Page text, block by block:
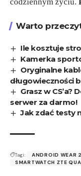
Warto
Ile kosztuje
Kamerka
Oryginalne
długowieczności
Grasz w CS’a?
serwer za darmo!
Jak zdać testy
Tagi: ANDROID WEAR
SMARTWATCH ZTE